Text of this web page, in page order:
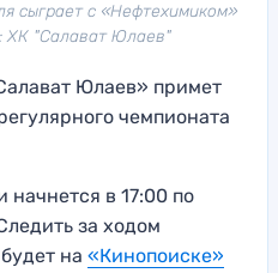
сыграет с «Нефтехимиком»
ХК "Салават Юлаев"
Юлаев» примет
чемпионата
начнется в 17:00 по
за ходом
на «Кинопоиске»